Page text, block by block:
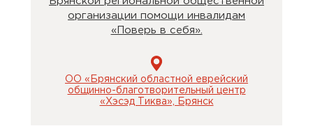
организации помощи инвалидам
«Поверь в себя».
ОО «Брянский областной еврейский
общинно-благотворительный центр
«Хэсэд Тиква», Брянск